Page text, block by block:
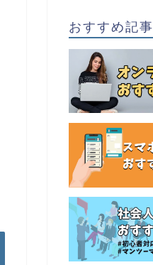
おすすめ記事